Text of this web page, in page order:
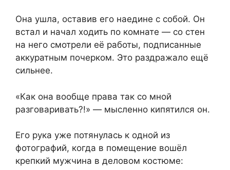
Она ушла, оставив его наедине с собой. Он
встал и начал ходить по комнате — со стен
на него смотрели её работы, подписанные
аккуратным почерком. Это раздражало ещё
сильнее.
«Как она вообще права так со мной
разговаривать?!» — мысленно кипятился он.
Его рука уже потянулась к одной из
фотографий, когда в помещение вошёл
крепкий мужчина в деловом костюме: